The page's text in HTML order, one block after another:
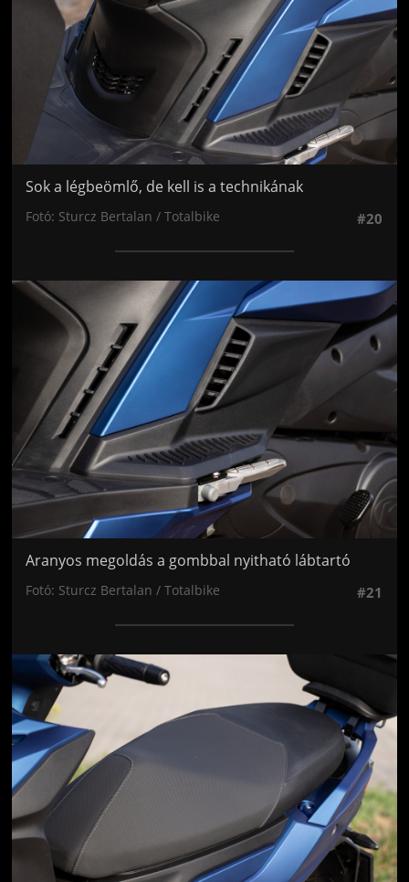
Sok a légbeömlő, de kell is a technikának
Fotó: Sturcz Bertalan / Totalbike #20
Jön még kép!
Aranyos megoldás a gombbal nyitható lábtartó
Fotó: Sturcz Bertalan / Totalbike #21
Jön még kép!